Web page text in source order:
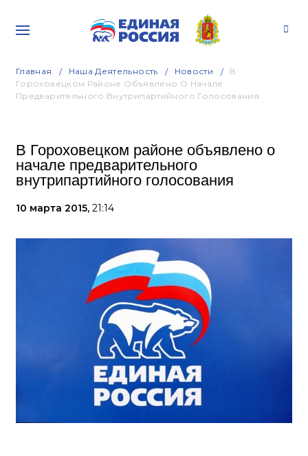
Главная Наша Деятельность Новости
В
Гороховецком Районе Объявлено О Начале
Предварительного Внутрипартийного Голосования
В Гороховецком районе объявлено о
начале предварительного
внутрипартийного голосования
10 марта 2015, 21:14